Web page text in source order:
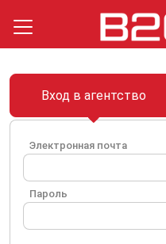
Вход в агентство
Электронная почта
Пароль